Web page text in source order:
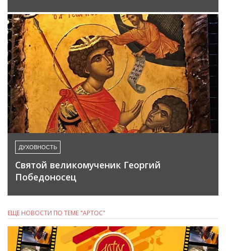
ДУХОВНОСТЬ
Святой великомученик Георгий
Победоносец
ЕЩЕ НОВОСТИ ПО ТЕМЕ "АРТОС"